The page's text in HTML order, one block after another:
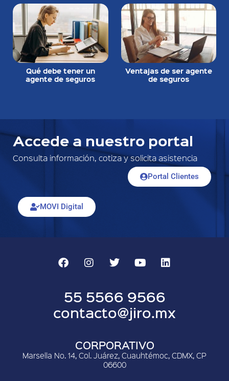
Qué debe tener un
agente de seguros
Ventajas de ser agente
de seguros
Accede a nuestro portal
Consulta información, cotiza y solicita asistencia
Portal Clientes
MOVI Digital
55 5566 9566
contacto@jiro.mx
CORPORATIVO
Marsella No. 14, Col. Juárez, Cuauhtémoc, CDMX, CP
06600